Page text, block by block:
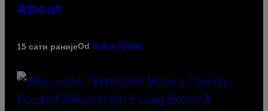
About
15 сати ранијеOd Haley Miller